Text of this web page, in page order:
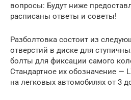
вопросы: Будут ниже
расписаны ответы и советы!
Разболтовка состоит из
отверстий в диске для
болты для фиксации самого
Стандартное их обозначение —
на легковых автомобилях от 3